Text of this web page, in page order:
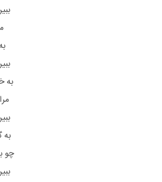
به
به
چو